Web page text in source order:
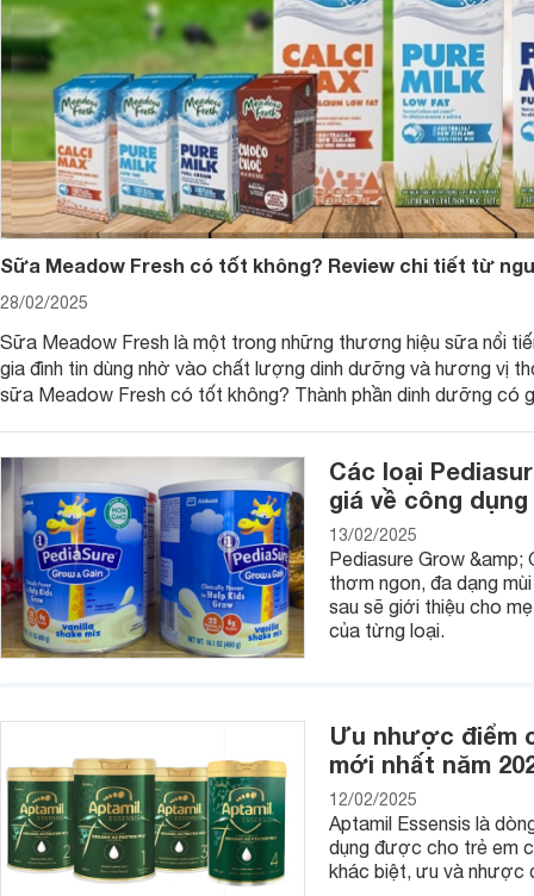
không có, thay vào đó là đồ đạc chất ngổn ngang, đâu đâu
rào chắn tạo sân chơi cho bé cha mẹ có thể yên tâm rằng
những món đồ chơi mà bé yêu thích.
4. Chặn cầu thang, chặn giường, chặn cửa tự
Tương tự như ổ điện, một em bé hiếu động sẽ sờ và
thang, leo xuống giường khi không ngủ và đóng / dập cửa
Sữa Meadow Fresh có tốt không? Review chi tiết từ
28/02/2025
Sữa Meadow Fresh là một trong những thương hiệu sữa nổi
gia đình tin dùng nhờ vào chất lượng dinh dưỡng và hương vị
sữa Meadow Fresh có tốt không? Thành phần dinh dưỡng có
Các loại
giá về công dụng
13/02/2025
Pediasure Grow &amp;
thơm ngon, đa dạng
sau sẽ giới thiệu cho
của từng loại.
Ưu nhược điểm
mới nhất năm
12/02/2025
Aptamil Essensis là
dụng được cho trẻ em
khác biệt, ưu và nhược